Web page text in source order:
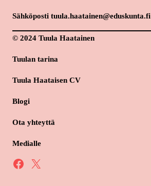
Sähköposti tuula.haatainen@eduskunta.fi
© 2024 Tuula Haatainen
Tuulan tarina
Tuula Haataisen CV
Blogi
Ota yhteyttä
Medialle
Facebook X